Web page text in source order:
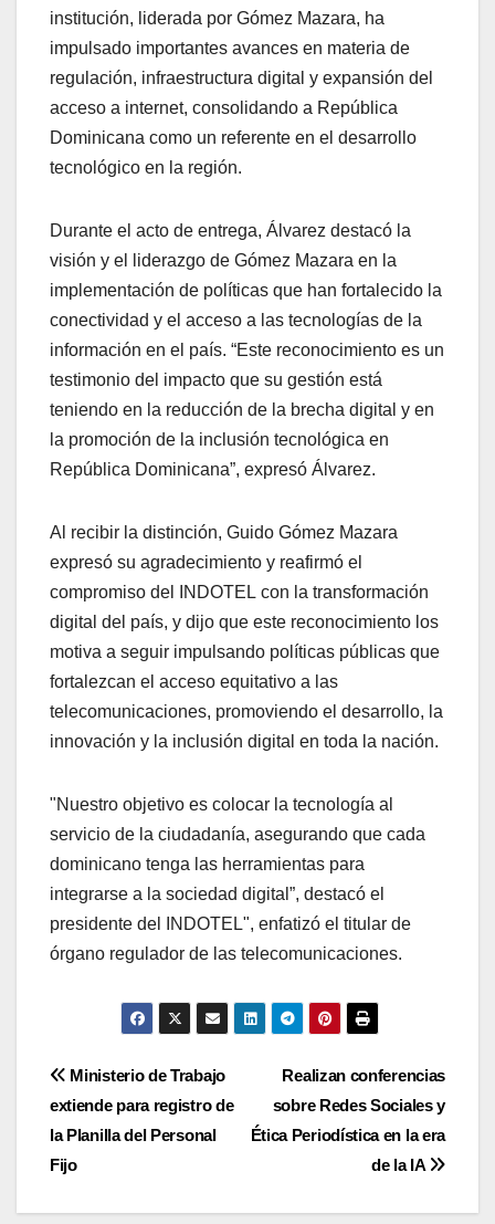
institución, liderada por Gómez Mazara, ha
impulsado importantes avances en materia de
regulación, infraestructura digital y expansión del
acceso a internet, consolidando a República
Dominicana como un referente en el desarrollo
tecnológico en la región.
Durante el acto de entrega, Álvarez destacó la
visión y el liderazgo de Gómez Mazara en la
implementación de políticas que han fortalecido la
conectividad y el acceso a las tecnologías de la
información en el país. “Este reconocimiento es un
testimonio del impacto que su gestión está
teniendo en la reducción de la brecha digital y en
la promoción de la inclusión tecnológica en
República Dominicana”, expresó Álvarez.
Al recibir la distinción, Guido Gómez Mazara
expresó su agradecimiento y reafirmó el
compromiso del INDOTEL con la transformación
digital del país, y dijo que este reconocimiento los
motiva a seguir impulsando políticas públicas que
fortalezcan el acceso equitativo a las
telecomunicaciones, promoviendo el desarrollo, la
innovación y la inclusión digital en toda la nación.
"Nuestro objetivo es colocar la tecnología al
servicio de la ciudadanía, asegurando que cada
dominicano tenga las herramientas para
integrarse a la sociedad digital”, destacó el
presidente del INDOTEL", enfatizó el titular de
órgano regulador de las telecomunicaciones.
Navegación
de
entradas
Realizan conferencias
sobre Redes Sociales y
Ética Periodística en la era
de la IA
Ministerio de Trabajo
extiende para registro de
la Planilla del Personal
Fijo